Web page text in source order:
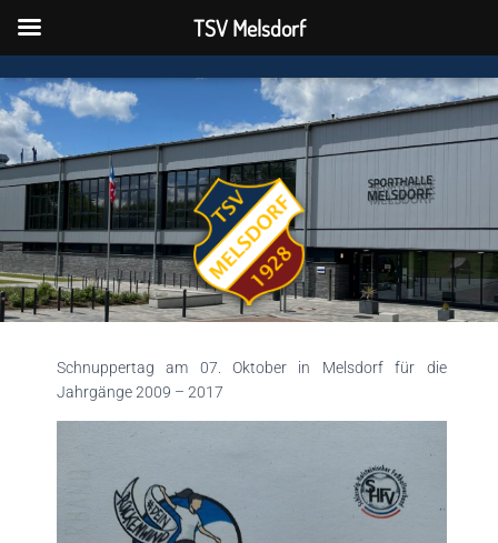
TSV Melsdorf
N
A
V
G
O
N
U
M
S
Schnuppertag am 07. Oktober in Melsdorf für die
Jahrgänge 2009 – 2017
TSV Melsdorf